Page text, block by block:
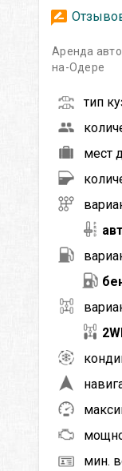
Аренда
на-Одере
тип
мест
мин.